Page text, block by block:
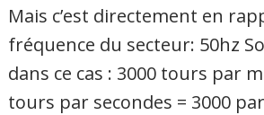
Mais c’est directement en
fréquence du secteur: 50hz
dans ce cas : 3000 tours par
tours par secondes = 3000